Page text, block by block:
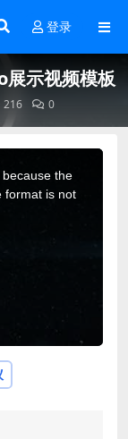
登录
展示视频模板
216 0
the
format is not